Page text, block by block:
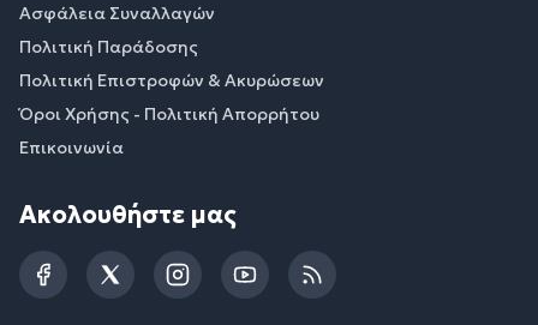
Ασφάλεια Συναλλαγών
Πολιτική Παράδοσης
Πολιτική Επιστροφών & Ακυρώσεων
Όροι Χρήσης - Πολιτική Απορρήτου
Επικοινωνία
Ακολουθήστε μας
FacebookTwitterInstagramYouTubeRSS